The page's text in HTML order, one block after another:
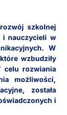
szkolnej
i nauczycieli w
W
wzbudziły
celu rozwiania
możliwości,
została
i